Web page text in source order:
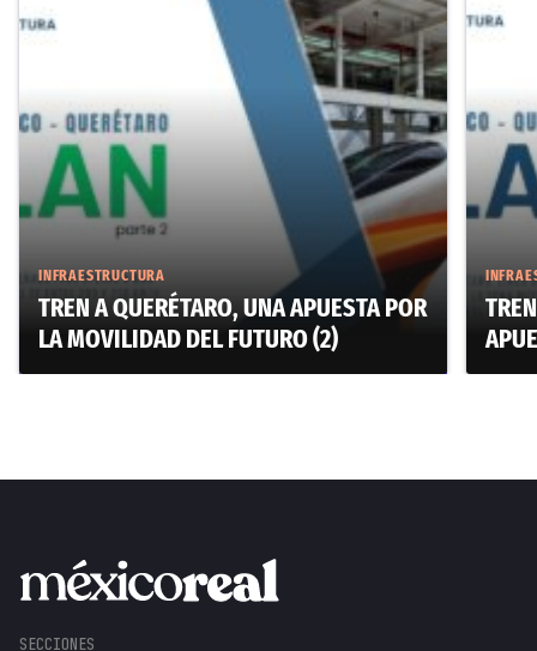
INFRAESTRUCTURA
TREN A QUERÉTARO, UNA APUESTA POR
LA MOVILIDAD DEL FUTURO (2)